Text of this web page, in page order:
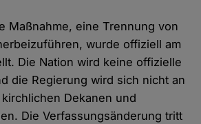
Maßnahme, eine Trennung von
wurde offiziell am
Die Nation wird keine offizielle
die Regierung wird sich nicht an
Dekanen und
Die Verfassungsänderung tritt